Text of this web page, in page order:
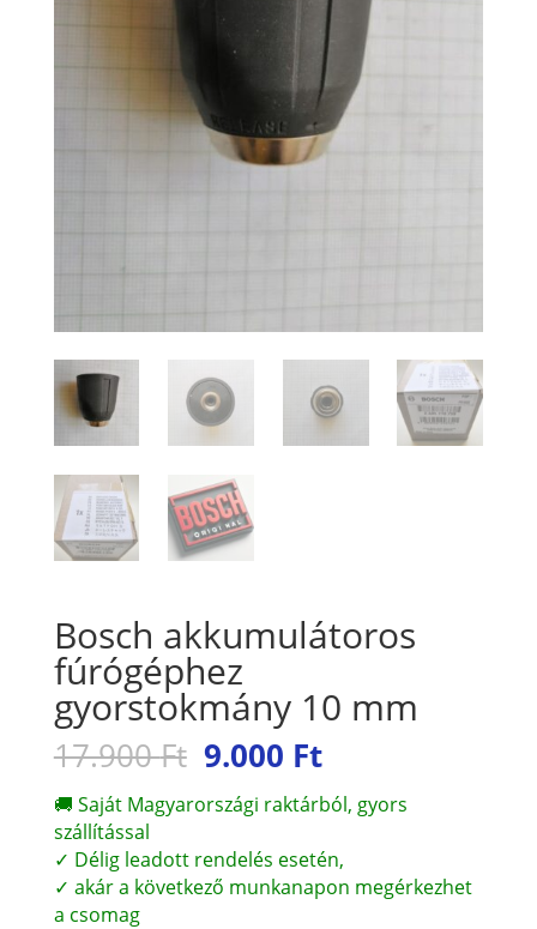
Bosch akkumulátoros
fúrógéphez
gyorstokmány 10 mm
17.900Ft Original
price
was:
9.000 FtCurrent
price
is:
🚚 Saját Magyarországi raktárból, gyors
szállítással
✓ Délig leadott rendelés esetén,
✓ akár a következő munkanapon megérkezhet
a csomag